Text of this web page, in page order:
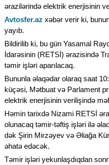
ərazilərində elektrik enerjisinin
Avtosfer.az xəbər verir ki,
yayıb.
Bildirilib ki, bu gün Yasamal
İdarəsinin (RETSİ) ərazisində
təmir işləri aparılacaq.
Bununla əlaqədar olaraq saat
küçəsi, Mətbuat və Parlament
elektrik enerjisinin verilişində
Həmin tarixdə Nizami RETSİ
olunacaq təmir-təftiş işləri ilə
dək Şirin Mirzəyev və Əliağa
əhatə edəcək.
Təmir işləri yekunlaşdıqdan